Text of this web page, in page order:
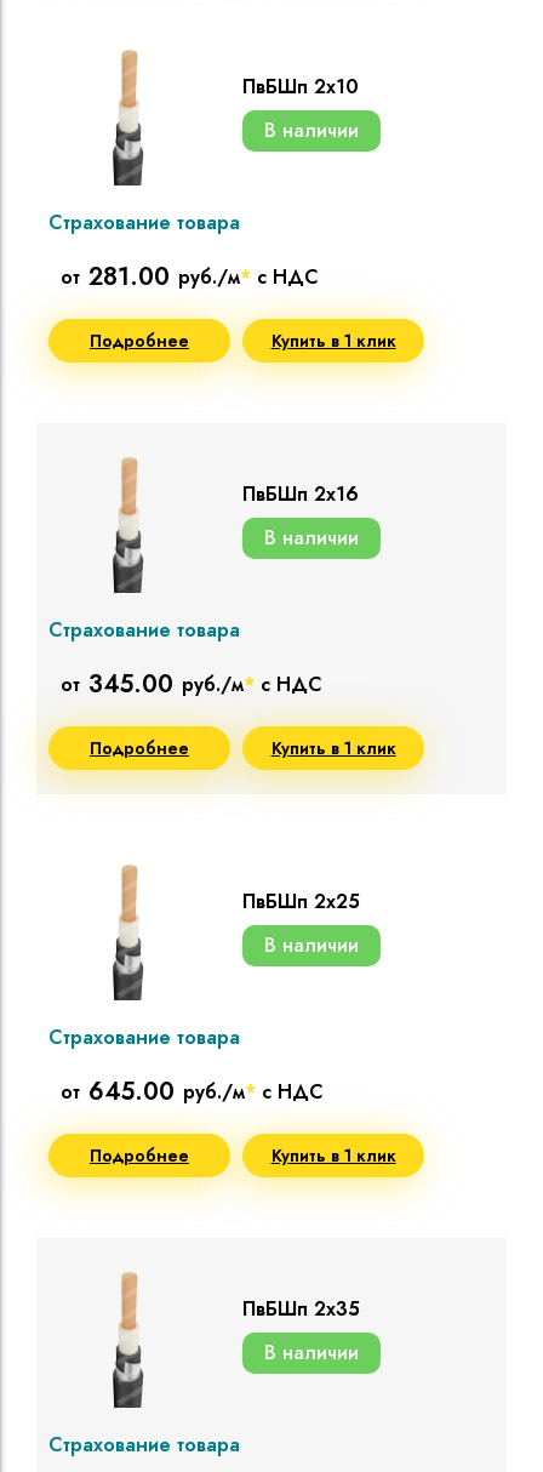
ПвБШп 2х10
В наличии
Страхование товара
от 281.00 руб./м* с НДС
Подробнее Купить в 1 клик
ПвБШп 2х16
В наличии
Страхование товара
от 345.00 руб./м* с НДС
Подробнее Купить в 1 клик
ПвБШп 2х25
В наличии
Страхование товара
от 645.00 руб./м* с НДС
Подробнее Купить в 1 клик
ПвБШп 2х35
В наличии
Страхование товара